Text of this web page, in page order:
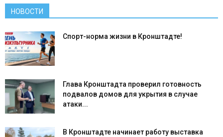
НОВОСТИ
Спорт-норма жизни в Кронштадте!
Глава Кронштадта проверил готовность
подвалов домов для укрытия в случае
атаки...
В Кронштадте начинает работу выставка